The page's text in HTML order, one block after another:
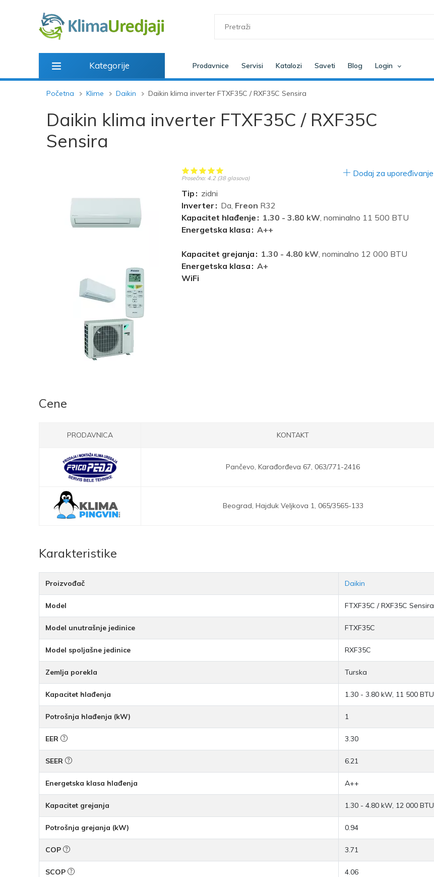
Kategorije Prodavnice Servisi Katalozi Saveti Blog Login
Početna Klime Daikin Daikin klima inverter FTXF35C / RXF35C Sensira
Daikin klima inverter FTXF35C / RXF35C
Sensira
Prosečno: 4.2 (38glasova)
Tip
zidni
Inverter
Da, Freon R32
Kapacitet hlađenje
1.30 - 3.80 kW, nominalno 11 500 BTU
Energetska klasa
A++
Kapacitet grejanja 1.30 - 4.80 kW, nominalno 12 000 BTU
Energetska klasa
A+
WiFi
Dodaj za upoređivanje
Cene
PRODAVNICA KONTAKT
Pančevo, Karađorđeva 67, 063/771-2416
Beograd, Hajduk Veljkova 1, 065/3565-133
Karakteristike
Proizvođač Daikin
Model FTXF35C / RXF35C Sensira
Model unutrašnje jedinice FTXF35C
Model spoljašne jedinice RXF35C
Zemlja porekla Turska
Kapacitet hlađenja 1.30 - 3.80 kW, 11 500 BTU
Potrošnja hlađenja (kW) 1
EER 3.30
SEER 6.21
Energetska klasa hlađenja A++
Kapacitet grejanja 1.30 - 4.80 kW, 12 000 BTU
Potrošnja grejanja (kW) 0.94
COP 3.71
SCOP 4.06